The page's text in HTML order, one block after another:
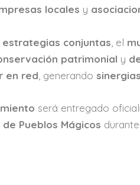
locales y
estrategias conjuntas , el
patrimonial y
en red , generandosinergias
será entregado
Pueblos Mágicos